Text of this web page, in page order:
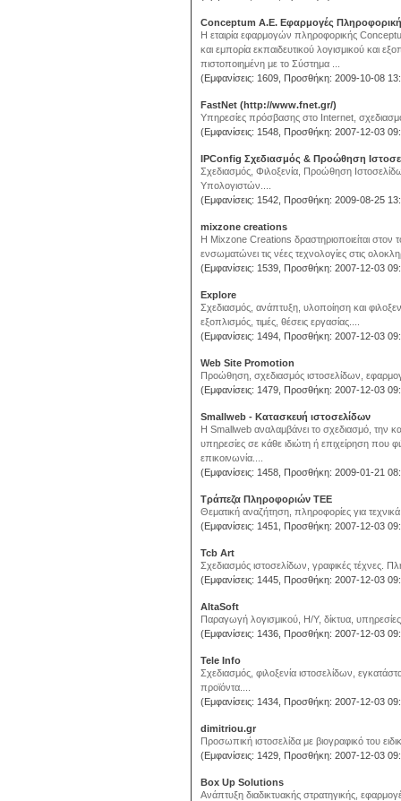
Conceptum Α.Ε. Εφαρμογές
H εταιρία εφαρμογών πληροφορικής
και εμπορία εκπαιδευτικού λογισμικού και
πιστοποιημένη με το Σύστημα ...
(Εμφανίσεις: 1609, Προσθήκη: 2009-10-08
FastNet (http://www.fnet.gr/)
Υπηρεσίες πρόσβασης στο Internet,
(Εμφανίσεις: 1548, Προσθήκη: 2007-12-03
IPConfig Σχεδιασμός & Προώθηση
Σχεδιασμός, Φιλοξενία, Προώθηση
Υπολογιστών....
(Εμφανίσεις: 1542, Προσθήκη: 2009-08-25
mixzone creations
Η Mixzone Creations δραστηριοποιείται στον
ενσωματώνει τις νέες τεχνολογίες στις
(Εμφανίσεις: 1539, Προσθήκη: 2007-12-03
Explore
Σχεδιασμός, ανάπτυξη, υλοποίηση και
εξοπλισμός, τιμές, θέσεις εργασίας....
(Εμφανίσεις: 1494, Προσθήκη: 2007-12-03
Web Site Promotion
Προώθηση, σχεδιασμός ιστοσελίδων,
(Εμφανίσεις: 1479, Προσθήκη: 2007-12-03
Smallweb - Κατασκευή ιστοσελίδων
Η Smallweb αναλαμβάνει το σχεδιασμό, την
υπηρεσίες σε κάθε ιδιώτη ή επιχείρηση που
επικοινωνία....
(Εμφανίσεις: 1458, Προσθήκη: 2009-01-21
Τράπεζα Πληροφοριών ΤΕΕ
Θεματική αναζήτηση, πληροφορίες για
(Εμφανίσεις: 1451, Προσθήκη: 2007-12-03
Tcb Art
Σχεδιασμός ιστοσελίδων, γραφικές τέχνες.
(Εμφανίσεις: 1445, Προσθήκη: 2007-12-03
AltaSoft
Παραγωγή λογισμικού, Η/Υ, δίκτυα,
(Εμφανίσεις: 1436, Προσθήκη: 2007-12-03
Tele Info
Σχεδιασμός, φιλοξενία ιστοσελίδων,
προϊόντα....
(Εμφανίσεις: 1434, Προσθήκη: 2007-12-03
dimitriou.gr
Προσωπική ιστοσελίδα με βιογραφικό του
(Εμφανίσεις: 1429, Προσθήκη: 2007-12-03
Box Up Solutions
Ανάπτυξη διαδικτυακής στρατηγικής,